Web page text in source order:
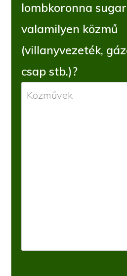
lombkoronna
valamilyen közmű
(villanyvezeték,
csap stb.)?